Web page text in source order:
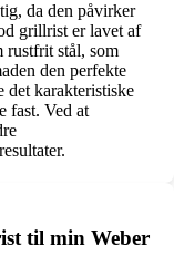
da den påvirker
grillrist er lavet af
rustfrit stål, som
den perfekte
det karakteristiske
fast. Ved at
til min Weber